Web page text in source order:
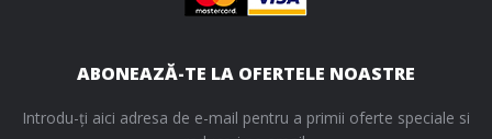
ABONEAZĂ-TE LA OFERTELE NOASTRE
Introdu-ți aici adresa de e-mail pentru a primii oferte speciale si